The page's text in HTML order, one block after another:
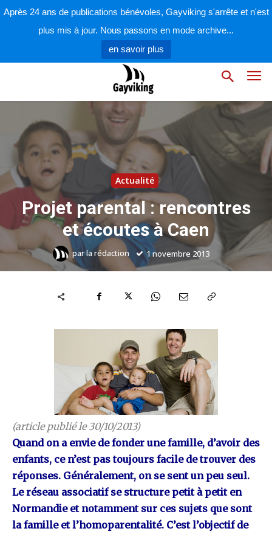
Après 24 ans de publications bénévoles, Gayviking s'arrête et n'est
plus mis à jour. Nous passons en mode archive...
en savoir plus
Actualité
Projet parental : rencontres
et écoutes à Caen
parla rédaction 1 novembre 2013
(article publié le 30/10/2013)
Quand on a envie de fonder une famille, d’avoir des
enfants, ce n’est pas toujours facile de trouver des
réponses. Généralement, on se sent un peu seul.
Le réseau associatif se structure petit à petit en
Normandie et notamment sur ces sujets que sont
la famille et l’homoparentalité. C’est l’objectif de